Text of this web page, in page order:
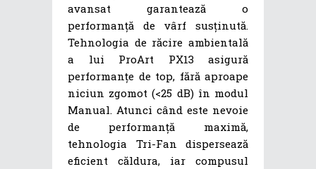
avansat garantează o
performanță de vârf susținută.
Tehnologia de răcire ambientală
a lui ProArt PX13 asigură
performanțe de top, fără aproape
niciun zgomot (<25 dB) în modul
Manual. Atunci când este nevoie
de performanță maximă,
tehnologia Tri-Fan dispersează
eficient căldura, iar compusul